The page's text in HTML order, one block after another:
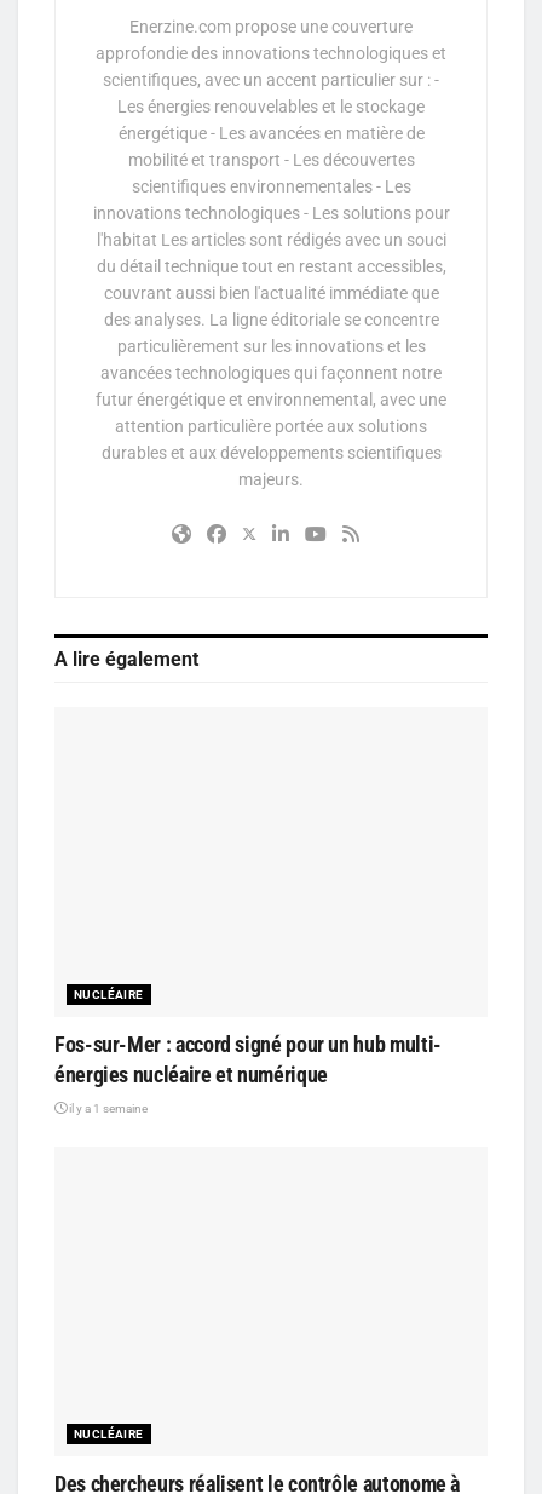
Enerzine.com propose une couverture
approfondie des innovations technologiques et
scientifiques, avec un accent particulier sur : -
Les énergies renouvelables et le stockage
énergétique - Les avancées en matière de
mobilité et transport - Les découvertes
scientifiques environnementales - Les
innovations technologiques - Les solutions pour
l'habitat Les articles sont rédigés avec un souci
du détail technique tout en restant accessibles,
couvrant aussi bien l'actualité immédiate que
des analyses. La ligne éditoriale se concentre
particulièrement sur les innovations et les
avancées technologiques qui façonnent notre
futur énergétique et environnemental, avec une
attention particulière portée aux solutions
durables et aux développements scientifiques
majeurs.
A lire également
NUCLÉAIRE
Fos-sur-Mer : accord signé pour un hub multi-
énergies nucléaire et numérique
il y a 1 semaine
NUCLÉAIRE
Des chercheurs réalisent le contrôle autonome à